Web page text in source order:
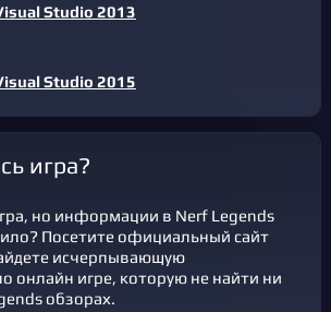
Studio 2013
Studio 2015
игра?
но информации в Nerf Legends
Посетите официальный сайт
исчерпывающую
онлайн игре, которую не найти ни
обзорах.